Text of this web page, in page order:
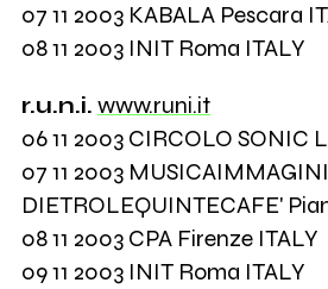
07 11 2003 KABALA Pescara
08 11 2003 INIT Roma ITALY
r.u.n.i. www.runi.it
06 11 2003 CIRCOLO SONIC
07 11 2003
DIETROLEQUINTECAFE'
08 11 2003 CPA Firenze ITALY
09 11 2003 INIT Roma ITALY